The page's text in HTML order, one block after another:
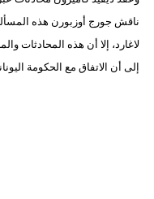
ناقش جورج أوزبورن هذه
لاغارد، إلا أن هذه المحادثات
إلى أن الاتفاق مع الحكومة